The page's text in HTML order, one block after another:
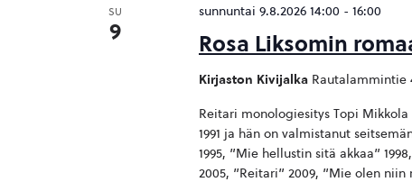
SU
9 Rosa Liksomin
sunnuntai 9.8.2026 14:00- 16:00
Kirjaston Kivijalka Rautalammintie
Reitari monologiesitys Topi
1991 ja hän on valmistanut
1995, ”Mie hellustin sitä akkaa”
2005, ”Reitari” 2009, ”Mie olen